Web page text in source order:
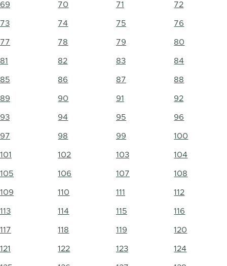
69 70 71 72
73 74 75 76
77 78 79 80
81 82 83 84
85 86 87 88
89 90 91 92
93 94 95 96
97 98 99 100
101 102 103 104
105 106 107 108
109 110 111 112
113 114 115 116
117 118 119 120
121 122 123 124